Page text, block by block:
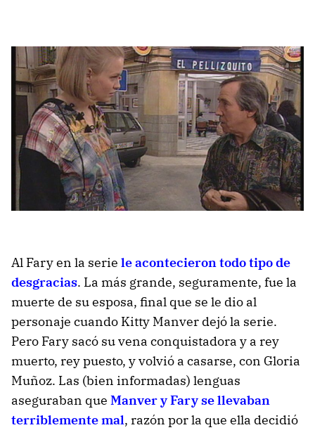
Al Fary en la serie le acontecieron todo tipo de
desgracias. La más grande, seguramente, fue la
muerte de su esposa, final que se le dio al
personaje cuando Kitty Manver dejó la serie.
Pero Fary sacó su vena conquistadora y a rey
muerto, rey puesto, y volvió a casarse, con Gloria
Muñoz. Las (bien informadas) lenguas
aseguraban que Manver y Fary se llevaban
terriblemente mal, razón por la que ella decidió